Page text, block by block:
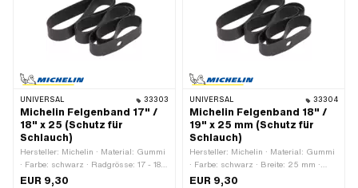
UNIVERSAL 33303
Michelin Felgenband 17" /
18" x 25 (Schutz für
Schlauch)
Hersteller: Michelin · Material: Gummi
· Farbe: schwarz · Radgrösse: 17 - 18 "
· Gesamtlänge: 1210 mm · Breite: 25
EUR 9,30
UNIVERSAL 33304
Michelin Felgenband 18" /
19" x 25 mm (Schutz für
Schlauch)
Hersteller: Michelin · Material: Gummi
· Farbe: schwarz · Breite: 25 mm ·
Gesamtlänge: 1300 mm · Radgrösse:
EUR 9,30